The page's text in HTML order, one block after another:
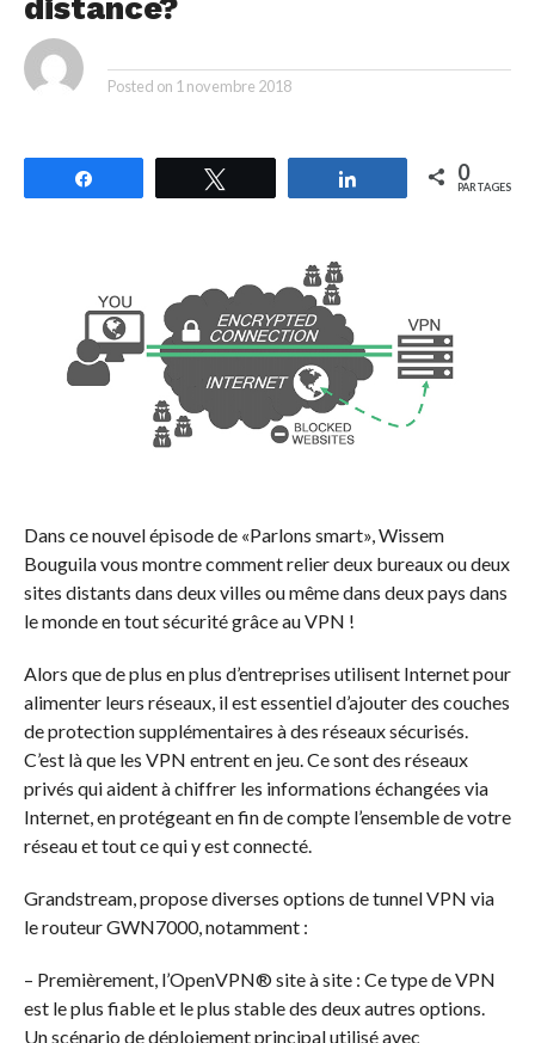
distance?
Posted on 1 novembre 2018
Partagez 0
PARTAGES
Dans ce nouvel épisode de «Parlons smart», Wissem
Bouguila vous montre comment relier deux bureaux ou deux
sites distants dans deux villes ou même dans deux pays dans
le monde en tout sécurité grâce au VPN !
Alors que de plus en plus d’entreprises utilisent Internet pour
alimenter leurs réseaux, il est essentiel d’ajouter des couches
de protection supplémentaires à des réseaux sécurisés.
C’est là que les VPN entrent en jeu. Ce sont des réseaux
privés qui aident à chiffrer les informations échangées via
Internet, en protégeant en fin de compte l’ensemble de votre
réseau et tout ce qui y est connecté.
Grandstream, propose diverses options de tunnel VPN via
le routeur GWN7000, notamment :
– Premièrement, l’OpenVPN® site à site : Ce type de VPN
est le plus fiable et le plus stable des deux autres options.
Un scénario de déploiement principal utilisé avec